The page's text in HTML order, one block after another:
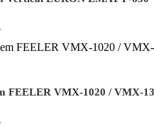
FEELER VMX-1020 / VMX-